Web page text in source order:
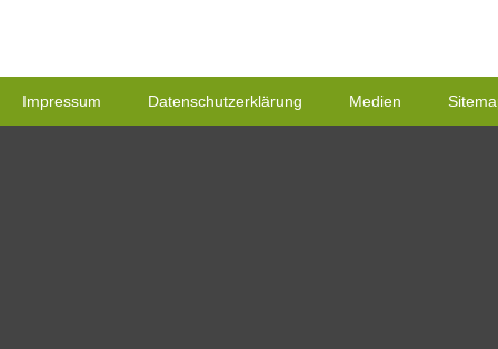
Impressum Datenschutzerklärung Medien